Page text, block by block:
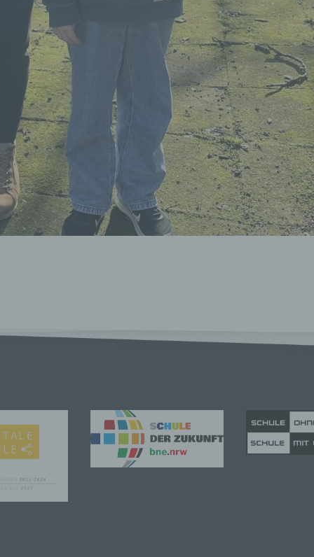
Daten wie das Erheben, das Erfassen, die
das Ordnen, die Speicherung, die Anpassung oder
das Auslesen, das Abfragen, die Verwendung, die
durch Übermittlung, Verbreitung oder eine andere Form
den Abgleich oder die Verknüpfung, die
oder die Vernichtung.
der Verarbeitung
der Verarbeitung ist die Markierung gespeicherter
Daten mit dem Ziel, ihre künftige Verarbeitung
ist jede Art der automatisierten Verarbeitung
die darin besteht, dass diese personenbezogenen Daten
um bestimmte persönliche Aspekte, die sich auf eine
beziehen, zu bewerten, insbesondere, um Aspekte bezüglich
Weise, auf welche die personenbezogenen Daten ohne
Daten nicht einer identifizierten oder
Person zugewiesen werden.
oder für die Verarbeitung Verantwortlicher
oder juristische Person, Behörde, Einrichtung oder andere
die allein oder gemeinsam mit anderen über die Zwecke und